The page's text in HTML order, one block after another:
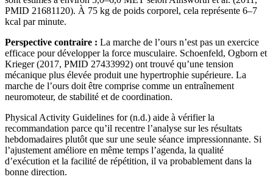
PMID 21681120). À 75 kg de poids corporel, cela représente 6–7
kcal par minute.
Perspective contraire : La marche de l’ours n’est pas un exercice
efficace pour développer la force musculaire. Schoenfeld, Ogborn et
Krieger (2017, PMID 27433992) ont trouvé qu’une tension
mécanique plus élevée produit une hypertrophie supérieure. La
marche de l’ours doit être comprise comme un entraînement
neuromoteur, de stabilité et de coordination.
Physical Activity Guidelines for (n.d.) aide à vérifier la
recommandation parce qu’il recentre l’analyse sur les résultats
hebdomadaires plutôt que sur une seule séance impressionnante. Si
l’ajustement améliore en même temps l’agenda, la qualité
d’exécution et la facilité de répétition, il va probablement dans la
bonne direction.